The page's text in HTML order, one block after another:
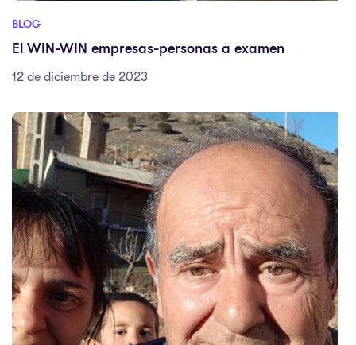
BLOG
El WIN-WIN empresas-personas a examen
12 de diciembre de 2023